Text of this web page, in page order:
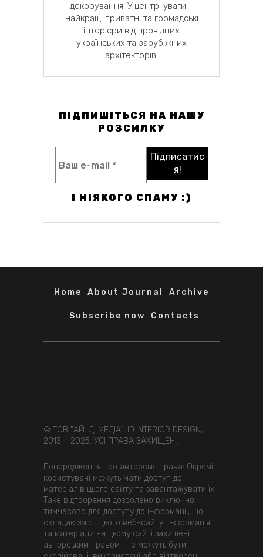
декорування. У центрі уваги –
найкращі приватні та громадські
інтер'єри від провідних
українських та зарубіжних
архітекторів.
ПІДПИШІТЬСЯ НА НАШУ
РОЗСИЛКУ
І НІЯКОГО СПАМУ :)
Home About Journal Archive
Subscribe now Contacts
© ТОВ "АЙ-ДІ МЕДІА", ID.INTERIOR DESIGN,
2013 – 2025. УСІ ПРАВА ЗАХИЩЕНІ.
Попередження про авторські права: Окремі
користувачі можуть мати доступ до
матеріалів цього сайту та завантажувати їх.
Таке відтворення дозволено виключно
тимчасово для доступу до інформації, що
складає зміст цього веб-сайту. Інформація
та матеріали на цьому сайті захищені
авторським правом і не можуть бути